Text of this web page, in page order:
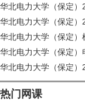
华北电力大学（保定
华北电力大学（保定
华北电力大学（保定）
华北电力大学（保定）
华北电力大学（保定
热门网课